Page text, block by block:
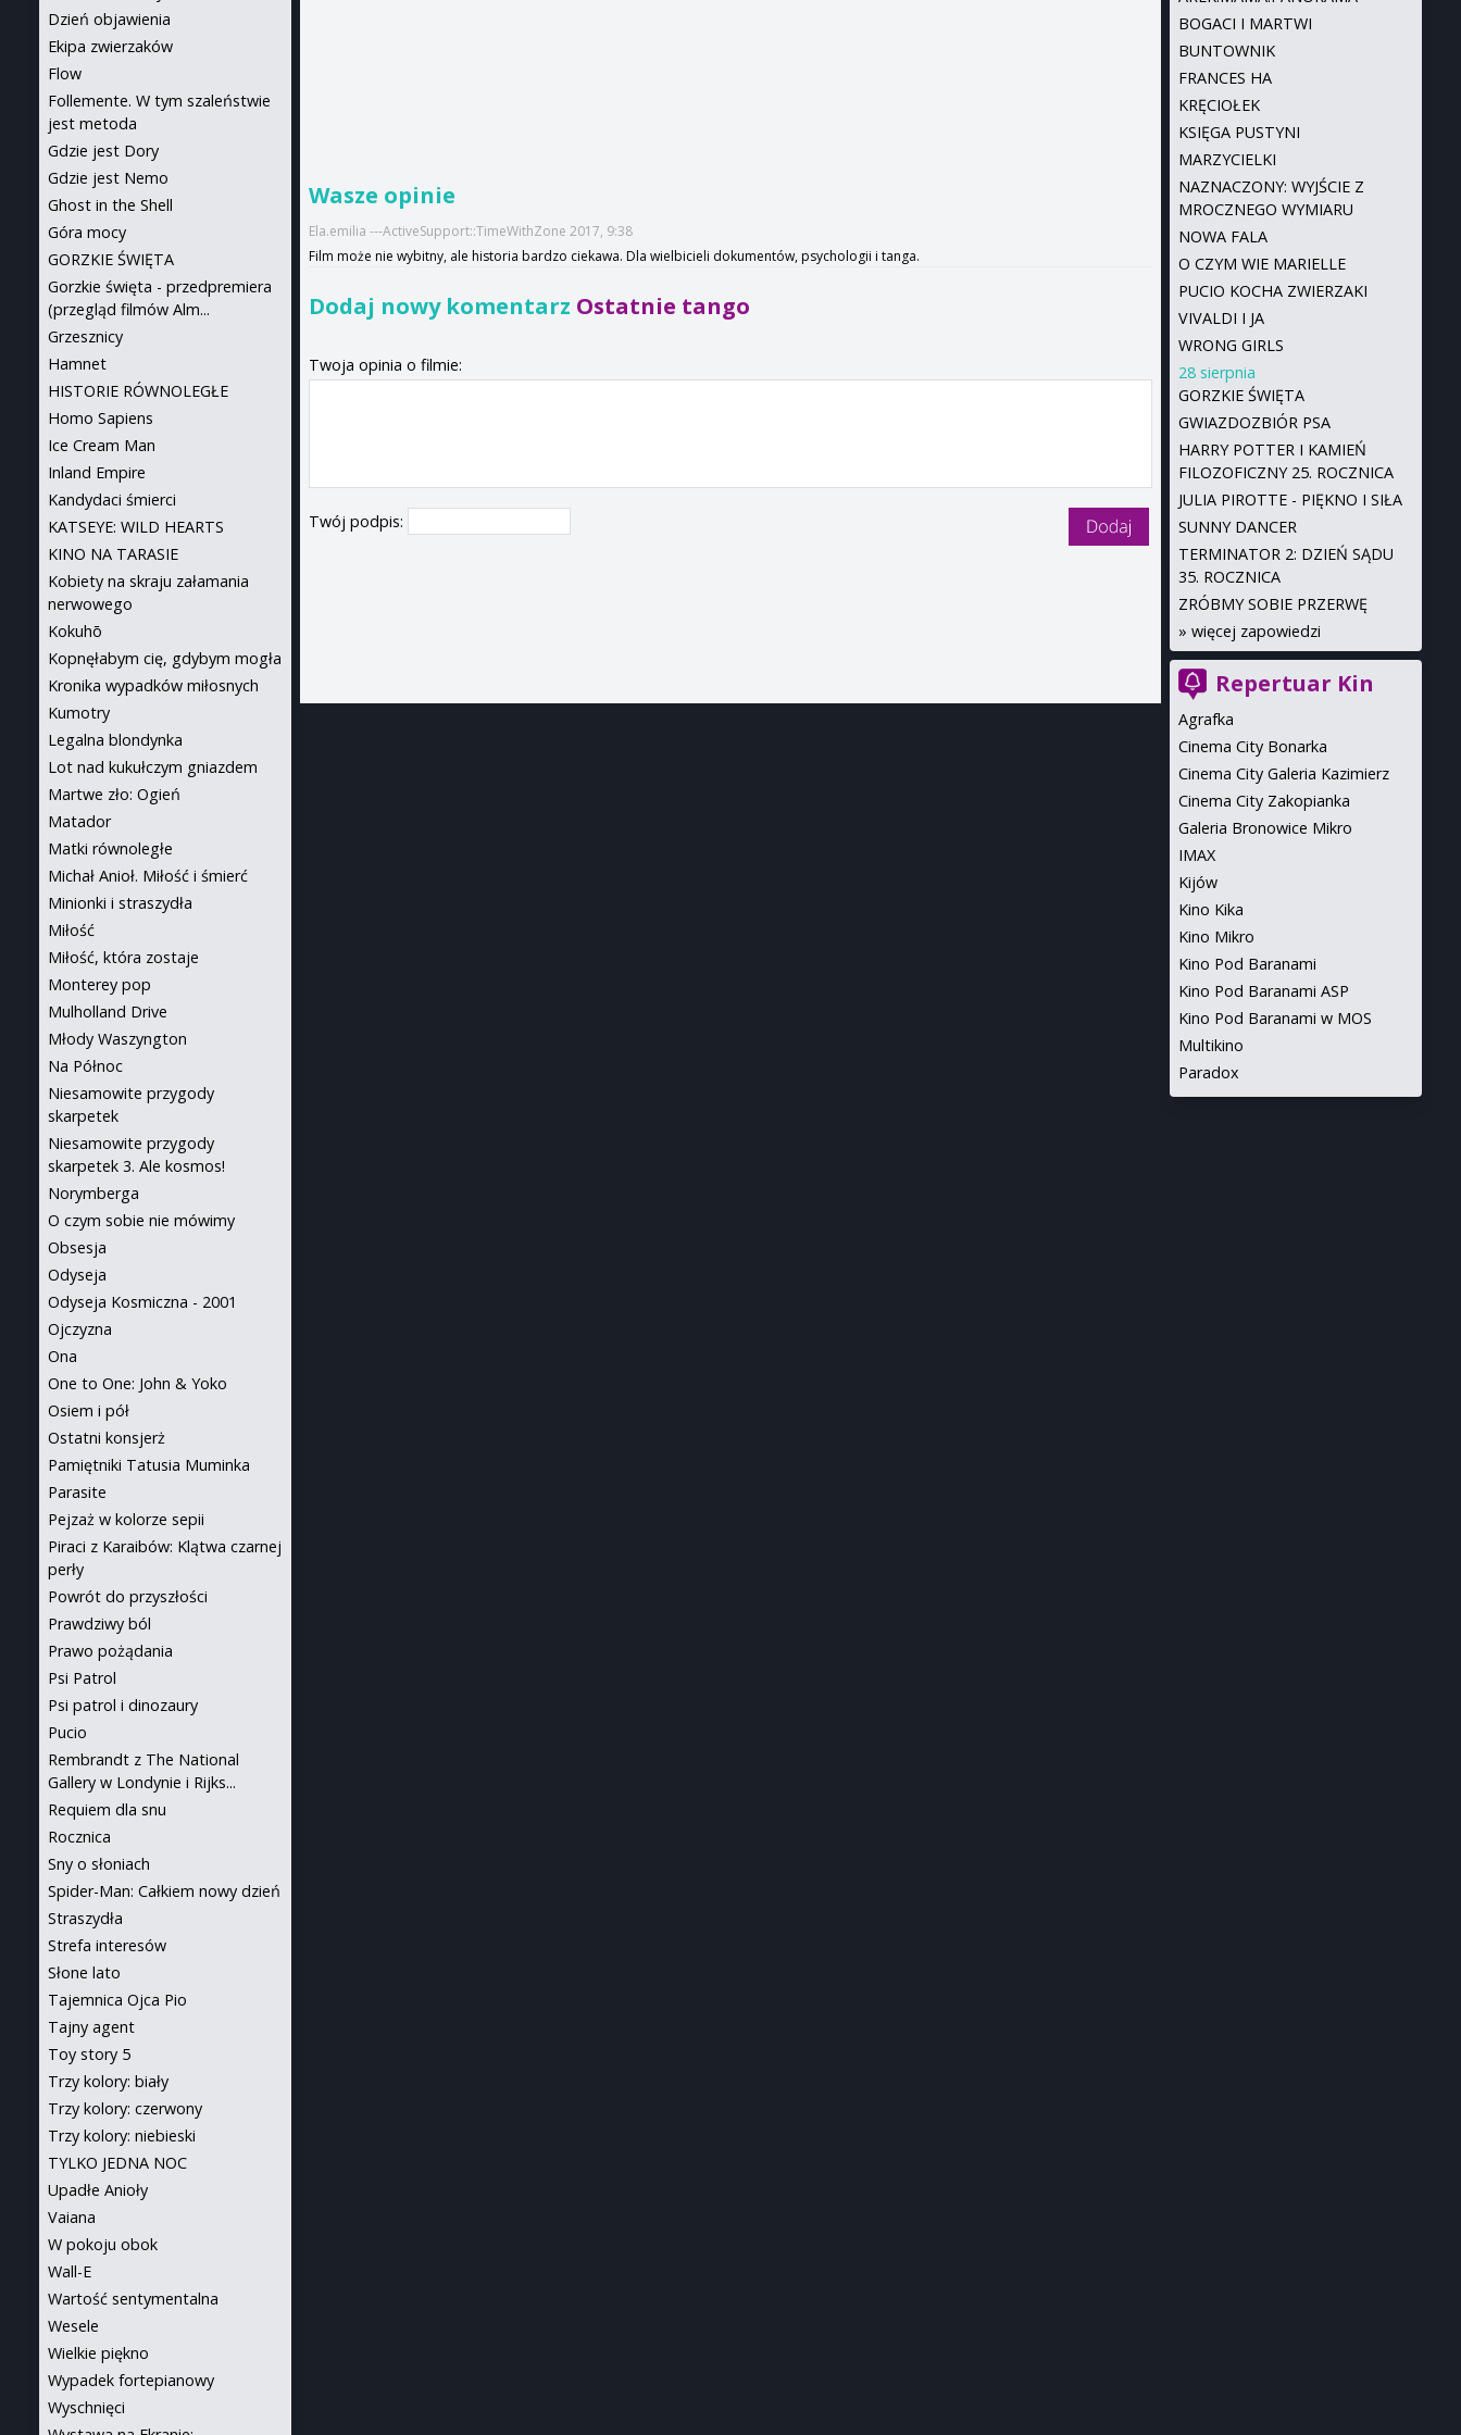
Wasze opinie
Ela.emilia ---ActiveSupport::TimeWithZone 2017, 9:38
Film może nie wybitny, ale historia bardzo ciekawa. Dla wielbicieli dokumentów, psychologii i tanga.
Dodaj nowy komentarz Ostatnie tango
Twoja opinia o filmie:
Twój podpis:
BOGACI I MARTWI
BUNTOWNIK
FRANCES HA
KRĘCIOŁEK
KSIĘGA PUSTYNI
MARZYCIELKI
NAZNACZONY: WYJŚCIE Z
MROCZNEGO WYMIARU
NOWA FALA
O CZYM WIE MARIELLE
PUCIO KOCHA ZWIERZAKI
VIVALDI I JA
WRONG GIRLS
28 sierpnia
GORZKIE ŚWIĘTA
GWIAZDOZBIÓR PSA
HARRY POTTER I KAMIEŃ
FILOZOFICZNY 25. ROCZNICA
JULIA PIROTTE - PIĘKNO I SIŁA
SUNNY DANCER
TERMINATOR 2: DZIEŃ SĄDU
35. ROCZNICA
ZRÓBMY SOBIE PRZERWĘ
» więcej zapowiedzi
Repertuar Kin
Agrafka
Cinema City Bonarka
Cinema City Galeria Kazimierz
Cinema City Zakopianka
Galeria Bronowice Mikro
IMAX
Kijów
Kino Kika
Kino Mikro
Kino Pod Baranami
Kino Pod Baranami ASP
Kino Pod Baranami w MOS
Multikino
Paradox
Dzień objawienia
Ekipa zwierzaków
Flow
Follemente. W tym szaleństwie
jest metoda
Gdzie jest Dory
Gdzie jest Nemo
Ghost in the Shell
Góra mocy
GORZKIE ŚWIĘTA
Gorzkie święta - przedpremiera
(przegląd filmów Alm...
Grzesznicy
Hamnet
HISTORIE RÓWNOLEGŁE
Homo Sapiens
Ice Cream Man
Inland Empire
Kandydaci śmierci
KATSEYE: WILD HEARTS
KINO NA TARASIE
Kobiety na skraju załamania
nerwowego
Kokuhō
Kopnęłabym cię, gdybym mogła
Kronika wypadków miłosnych
Kumotry
Legalna blondynka
Lot nad kukułczym gniazdem
Martwe zło: Ogień
Matador
Matki równoległe
Michał Anioł. Miłość i śmierć
Minionki i straszydła
Miłość
Miłość, która zostaje
Monterey pop
Mulholland Drive
Młody Waszyngton
Na Północ
Niesamowite przygody
skarpetek
Niesamowite przygody
skarpetek 3. Ale kosmos!
Norymberga
O czym sobie nie mówimy
Obsesja
Odyseja
Odyseja Kosmiczna - 2001
Ojczyzna
Ona
One to One: John & Yoko
Osiem i pół
Ostatni konsjerż
Pamiętniki Tatusia Muminka
Parasite
Pejzaż w kolorze sepii
Piraci z Karaibów: Klątwa czarnej
perły
Powrót do przyszłości
Prawdziwy ból
Prawo pożądania
Psi Patrol
Psi patrol i dinozaury
Pucio
Rembrandt z The National
Gallery w Londynie i Rijks...
Requiem dla snu
Rocznica
Sny o słoniach
Spider-Man: Całkiem nowy dzień
Straszydła
Strefa interesów
Słone lato
Tajemnica Ojca Pio
Tajny agent
Toy story 5
Trzy kolory: biały
Trzy kolory: czerwony
Trzy kolory: niebieski
TYLKO JEDNA NOC
Upadłe Anioły
Vaiana
W pokoju obok
Wall-E
Wartość sentymentalna
Wesele
Wielkie piękno
Wypadek fortepianowy
Wyschnięci